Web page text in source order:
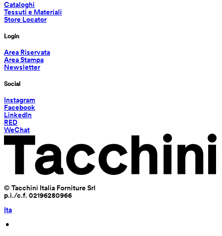
Cataloghi
Tessuti e Materiali
Store Locator
Login
Area Riservata
Area Stampa
Newsletter
Social
Instagram
Facebook
LinkedIn
RED
WeChat
© Tacchini Italia Forniture Srl
p.i./c.f. 02196280966
Ita
•